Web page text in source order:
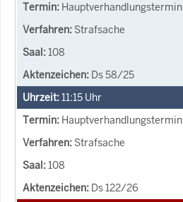
Hauptverhandlungstermin
Strafsache
108
Ds 58/25
11:15 Uhr
Hauptverhandlungstermin
Strafsache
108
Ds 122/26